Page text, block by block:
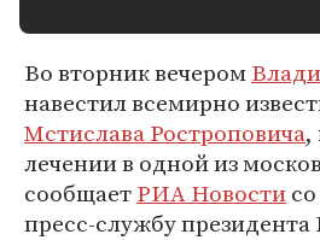
Во вторник вечером
навестил всемирно
Мстислава Ростроповича,
лечении в одной из
сообщаетРИА Новости
пресс-службу президента